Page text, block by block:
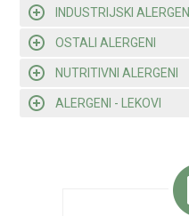
INDUSTRIJSKI ALERGENI
OSTALI ALERGENI
NUTRITIVNI ALERGENI
ALERGENI - LEKOVI